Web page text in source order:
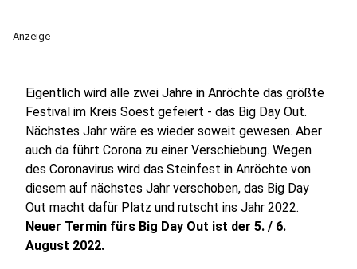
Anzeige
Eigentlich wird alle zwei Jahre in Anröchte das größte
Festival im Kreis Soest gefeiert - das Big Day Out.
Nächstes Jahr wäre es wieder soweit gewesen. Aber
auch da führt Corona zu einer Verschiebung. Wegen
des Coronavirus wird das Steinfest in Anröchte von
diesem auf nächstes Jahr verschoben, das Big Day
Out macht dafür Platz und rutscht ins Jahr 2022.
Neuer Termin fürs Big Day Out ist der 5. / 6.
August 2022.